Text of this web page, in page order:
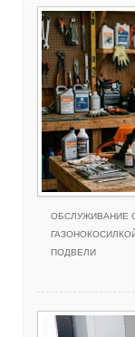
ОБСЛУЖИВАНИЕ
ПОДВЕЛИ